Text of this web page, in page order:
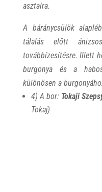
asztalra.
A báránycsülök
tálalás előtt
továbbízesítésre. Illett
burgonya és a
különösen a
4) A bor: Tokaji
Tokaj)